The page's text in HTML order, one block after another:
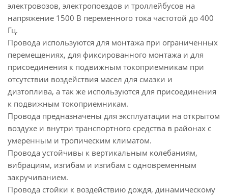
электровозов, электропоездов и троллейбусов на
напряжение 1500 В переменного тока частотой до 400
Гц.
Провода используются для монтажа при ограниченных
перемещениях, для фиксированного монтажа и для
присоединения к подвижным токоприемникам при
отсутствии воздействия масел для смазки и
дизтоплива, а так же используются для присоединения
к подвижным токоприемникам.
Провода предназначены для эксплуатации на открытом
воздухе и внутри транспортного средства в районах с
умеренным и тропическим климатом.
Провода устойчивы к вертикальным колебаниям,
вибрациям, изгибам и изгибам с одновременным
закручиванием.
Провода стойки к воздействию дождя, динамическому